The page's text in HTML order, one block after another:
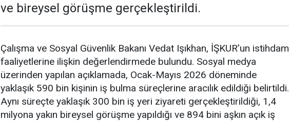
ve bireysel görüşme gerçekleştirildi.
Çalışma ve Sosyal Güvenlik Bakanı Vedat Işıkhan, İŞKUR’un istihdam
faaliyetlerine ilişkin değerlendirmede bulundu. Sosyal medya
üzerinden yapılan açıklamada, Ocak-Mayıs 2026 döneminde
yaklaşık 590 bin kişinin iş bulma süreçlerine aracılık edildiği belirtildi.
Aynı süreçte yaklaşık 300 bin iş yeri ziyareti gerçekleştirildiği, 1,4
milyona yakın bireysel görüşme yapıldığı ve 894 bini aşkın açık iş